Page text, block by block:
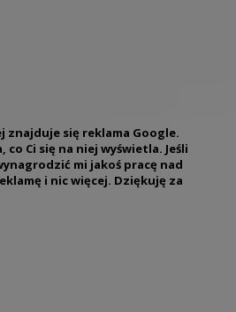
znajduje się reklama Google.
co Ci się na niej wyświetla. Jeśli
mi jakoś pracę nad
i nic więcej. Dziękuję za